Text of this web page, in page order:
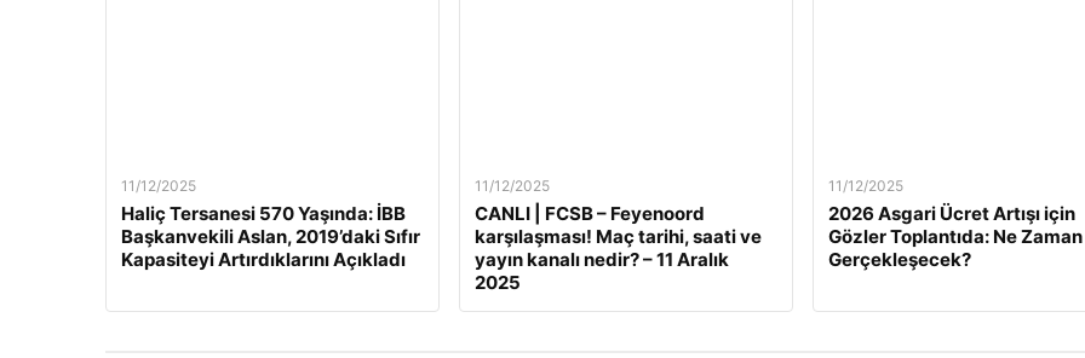
11/12/2025
Haliç Tersanesi 570 Yaşında: İBB
Başkanvekili Aslan, 2019’daki Sıfır
Kapasiteyi Artırdıklarını Açıkladı
11/12/2025
CANLI | FCSB – Feyenoord
karşılaşması! Maç tarihi, saati ve
yayın kanalı nedir? – 11 Aralık
2025
11/12/2025
2026 Asgari Ücret Artışı için
Gözler Toplantıda: Ne Zaman
Gerçekleşecek?